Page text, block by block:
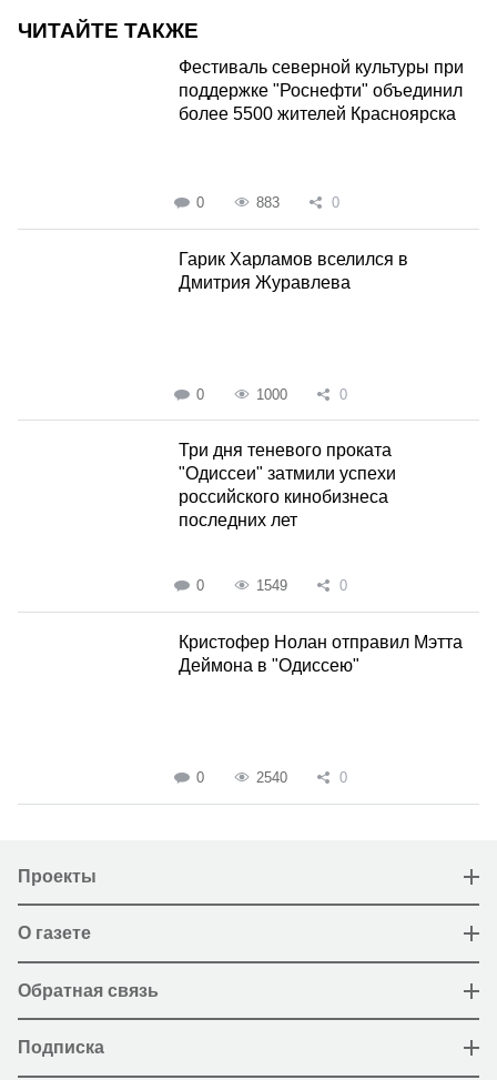
ЧИТАЙТЕ ТАКЖЕ
Фестиваль северной культуры при
поддержке "Роснефти" объединил
более 5500 жителей Красноярска
0 883 0
Гарик Харламов вселился в
Дмитрия Журавлева
0 1000 0
Три дня теневого проката
"Одиссеи" затмили успехи
российского кинобизнеса
последних лет
0 1549 0
Кристофер Нолан отправил Мэтта
Деймона в "Одиссею"
0 2540 0
Проекты
О газете
Обратная связь
Подписка